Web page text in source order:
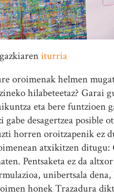
iturria
oroimenak helmen
hilabeteetaz? Garai
eta bere funtzioen
gabe desagertzea posible
horren oroitzapenik ez
atxikitzen
Pentsaketa ez da
unibertsala
honek Trazadura